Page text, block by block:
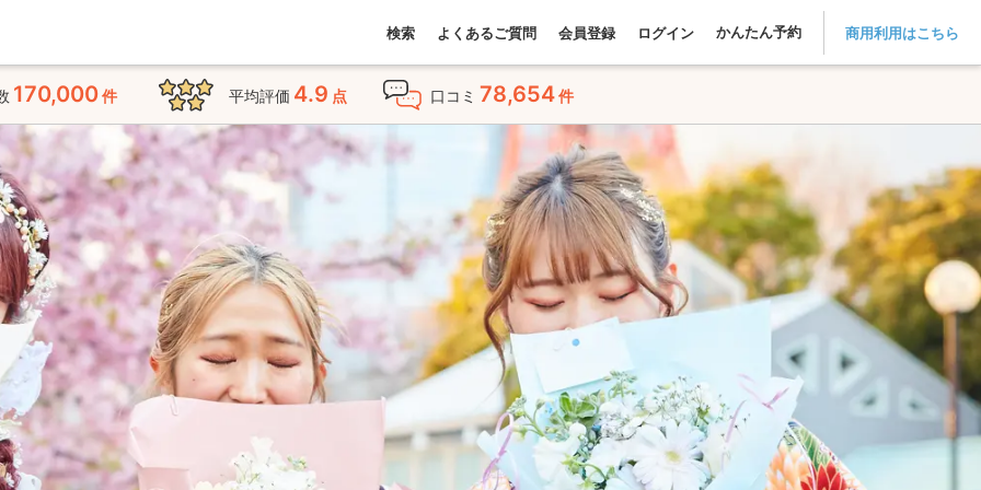
検索 よくあるご質問 会員登録 ログイン かんたん予約 商用利用はこちら
170,000件 平均評価 4.9 点 口コミ 78,654件